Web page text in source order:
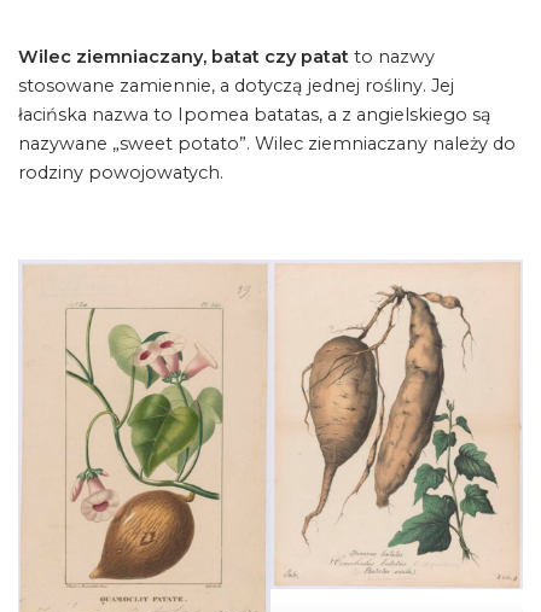
Wilec ziemniaczany, batat czy patat to nazwy
stosowane zamiennie, a dotyczą jednej rośliny. Jej
łacińska nazwa to Ipomea batatas, a z angielskiego są
nazywane „sweet potato”. Wilec ziemniaczany należy do
rodziny powojowatych.